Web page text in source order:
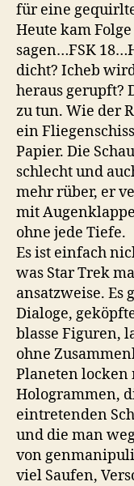
für eine
Heute kam
sagen…FSK
dicht? Icheb
heraus gerupft?
zu tun. Wie der
ein
Papier. Die
schlecht und
mehr rüber, er
mit
ohne jede Tiefe.
Es ist einfach
was Star Trek
ansatzweise. Es
Dialoge,
blasse Figuren,
ohne
Planeten
Hologrammen,
eintretenden
und die man
von
viel Saufen,